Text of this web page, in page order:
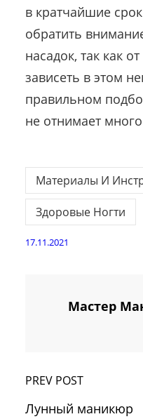
в кратчайшие
обратить
насадок, так как
зависеть в этом
правильном
не отнимает
Материалы И
Здоровые Ногти
17.11.2021
Мастер
PREV POST
Лунный маникюр